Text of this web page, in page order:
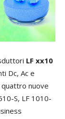
LF xx10
Dc, Ac e
nuove
S, LF 1010-